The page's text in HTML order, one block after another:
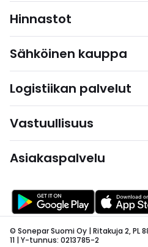
Hinnastot
Sähköinen kauppa
Logistiikan palvelut
Vastuullisuus
Asiakaspalvelu
© Sonepar Suomi Oy | Ritakuja 2, PL
11 | Y-tunnus: 0213785-2